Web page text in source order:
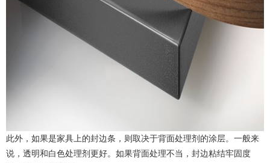
此外，如果是家具上的封边条，则取决于背面处理剂的涂层。一般来
说，透明和白色处理剂更好。如果背面处理不当，封边粘结牢固度